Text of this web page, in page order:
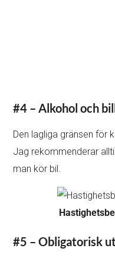
#4 – Alkohol och
Den lagliga gränsen för
Jag rekommenderar
man kör bil.
#5 – Obligatorisk